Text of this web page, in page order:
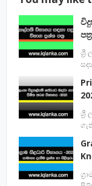
ශ්‍රී
ශ්‍රී